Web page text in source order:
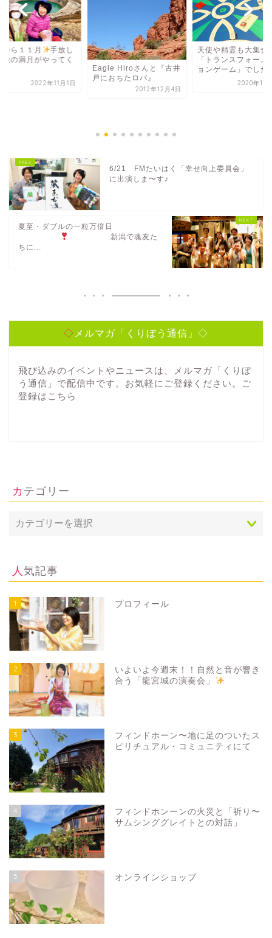
から１１月
手放し
放の満月がやってく
2022年11月1日
Eagle Hiroさんと『古井
戸におちたロバ』
2012年12月4日
天使や精霊も大集合
「トランスフォーメ
ョンゲーム」でした♪
2020年10
6/21 FMたいはく「幸せ向上委員会」
に出演しま〜す♪
夏至・ダブルの一粒万倍日
新潟で魂友た
ちに...
◇メルマガ「くりぼう通信」◇
飛び込みのイベントやニュースは、メルマガ「くりぼ
う通信」で配信中です。お気軽にご登録ください。ご
登録は こちら
カテゴリー
人気記事
1 プロフィール
2
いよいよ今週末！！自然と音が響き
合う「龍宮城の演奏会」
3
フィンドホーン〜地に足のついたス
ピリチュアル・コミュニティにて
4
フィンドホンーンの火災と「祈り〜
サムシンググレイトとの対話」
5 オンラインショップ